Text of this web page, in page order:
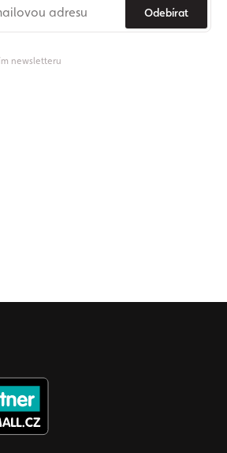
Odebírat
newsletteru